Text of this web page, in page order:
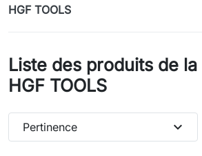
HGF TOOLS
Liste des produits de
HGF TOOLS
Pertinence expand_more